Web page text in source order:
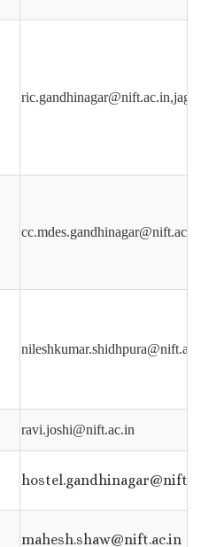
cc.mdes.gandhinagar@nift.ac.in
ravi.joshi@nift.ac.in
mahesh.shaw@nift.ac.in